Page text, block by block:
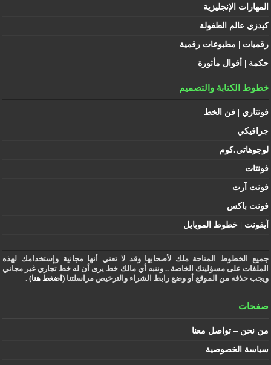
المهارات الإنجليزية
كيدزي عالم الطفولة
رقميات | مطبوعات رقمية
حكمة | أقوال مأثورة
خطوط الكتابة والتصميم
فونتاري | فن الخط
جرافيكي
لوجوهاتي.كوم
فونتات
فونت آرت
فونت باكس
آيفونت | خطوط الموبايل
جميع الخطوط المتاحة ملك لأصحابها وقد لا تعني أنها مجانية وإستخدامك لهذه
الملفات على مسؤليتك الخاصة .. وننبه أي مالك خط يرى أن له خط تجاري غير مجاني
ويجب حذفه من الموقع أو وضع رابط الشراء والترخيص مراسلتنا(اضغط هنا) .
صفحات
من نحن – تواصل معنا
سياسة الخصوصية